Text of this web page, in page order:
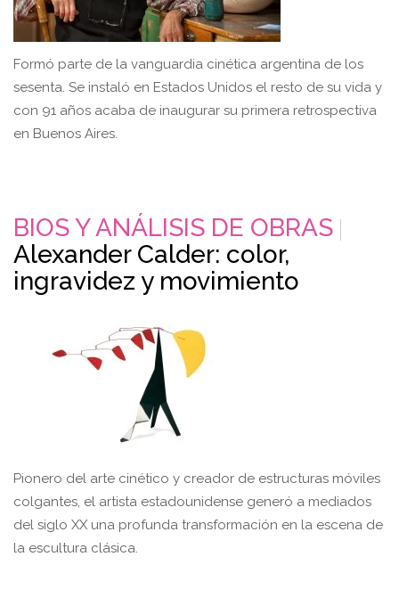
Formó parte de la vanguardia cinética argentina de los
sesenta. Se instaló en Estados Unidos el resto de su vida y
con 91 años acaba de inaugurar su primera retrospectiva
en Buenos Aires.
BIOS Y ANÁLISIS DE OBRAS
Alexander Calder: color,
ingravidez y movimiento
Pionero del arte cinético y creador de estructuras móviles
colgantes, el artista estadounidense generó a mediados
del siglo XX una profunda transformación en la escena de
la escultura clásica.